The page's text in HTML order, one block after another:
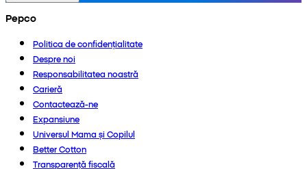
Pepco
Politica de confidențialitate
Despre noi
Responsabilitatea noastră
Carieră
Contactează-ne
Expansiune
Universul Mama și Copilul
Better Cotton
Transparență fiscală